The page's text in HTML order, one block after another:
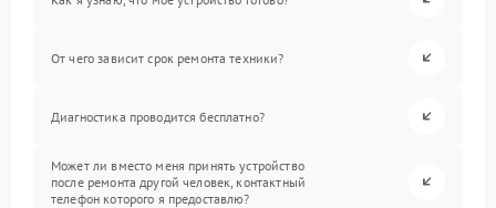
От чего зависит срок ремонта техники?
Диагностика проводится бесплатно?
Может ли вместо меня принять устройство
после ремонта другой человек, контактный
телефон которого я предоставлю?